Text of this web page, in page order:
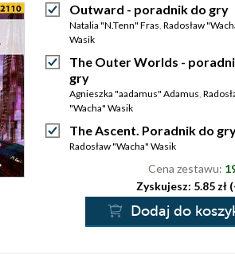
Outward - poradnik do gry
Natalia "N.Tenn" Fras, Radosław
Wasik
The Outer Worlds -
gry
Agnieszka "aadamus" Adamus,
"Wacha" Wasik
The Ascent. Poradnik do
Radosław "Wacha" Wasik
Cena zestawu:
Zyskujesz: 5.85 zł
Dodaj do